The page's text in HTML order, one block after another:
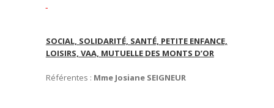
SOCIAL, SOLIDARITÉ, SANTÉ, PETITE ENFANCE,
LOISIRS, VAA, MUTUELLE DES MONTS D’OR
Référentes : Mme Josiane SEIGNEUR